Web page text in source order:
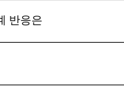
반응은